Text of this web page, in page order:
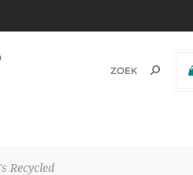
Recycled